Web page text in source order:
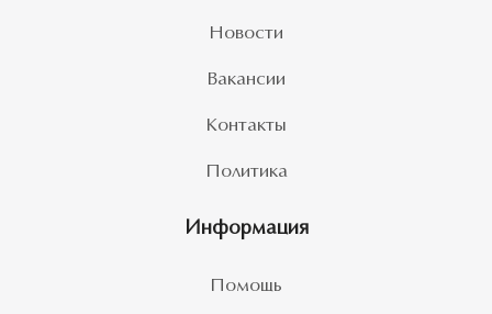
Новости
Вакансии
Контакты
Политика
Информация
Помощь